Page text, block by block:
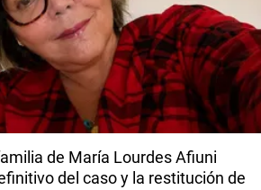
de María Lourdes Afiuni
del caso y la restitución de